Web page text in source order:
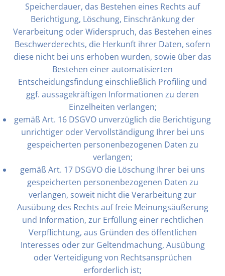
Speicherdauer, das Bestehen eines Rechts auf
Berichtigung, Löschung, Einschränkung der
Verarbeitung oder Widerspruch, das Bestehen eines
Beschwerderechts, die Herkunft ihrer Daten, sofern
diese nicht bei uns erhoben wurden, sowie über das
Bestehen einer automatisierten
Entscheidungsfindung einschließlich Profiling und
ggf. aussagekräftigen Informationen zu deren
Einzelheiten verlangen;
gemäß Art. 16 DSGVO unverzüglich die Berichtigung
unrichtiger oder Vervollständigung Ihrer bei uns
gespeicherten personenbezogenen Daten zu
verlangen;
gemäß Art. 17 DSGVO die Löschung Ihrer bei uns
gespeicherten personenbezogenen Daten zu
verlangen, soweit nicht die Verarbeitung zur
Ausübung des Rechts auf freie Meinungsäußerung
und Information, zur Erfüllung einer rechtlichen
Verpflichtung, aus Gründen des öffentlichen
Interesses oder zur Geltendmachung, Ausübung
oder Verteidigung von Rechtsansprüchen
erforderlich ist;